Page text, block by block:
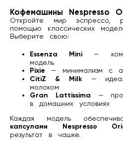
Кофемашины Nespresso
Откройте мир эспрессо,
помощью классических
Выберите свою:
Essenza Mini —
модель
Pixie — минимализм с
CitiZ & Milk —
молоком
Gran Lattissima —
в домашних условиях
Каждая модель
капсулами Nespresso
результат в чашке.